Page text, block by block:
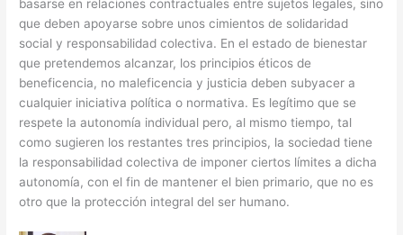
basarse en relaciones contractuales entre sujetos legales, sino
que deben apoyarse sobre unos cimientos de solidaridad
social y responsabilidad colectiva. En el estado de bienestar
que pretendemos alcanzar, los principios éticos de
beneficencia, no maleficencia y justicia deben subyacer a
cualquier iniciativa política o normativa. Es legítimo que se
respete la autonomía individual pero, al mismo tiempo, tal
como sugieren los restantes tres principios, la sociedad tiene
la responsabilidad colectiva de imponer ciertos límites a dicha
autonomía, con el fin de mantener el bien primario, que no es
otro que la protección integral del ser humano.